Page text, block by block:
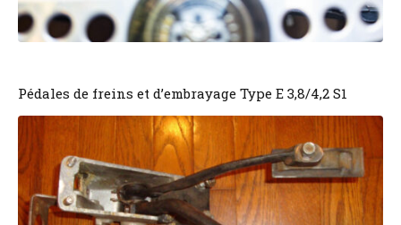
Pédales de freins et d’embrayage Type E 3,8/4,2 S1